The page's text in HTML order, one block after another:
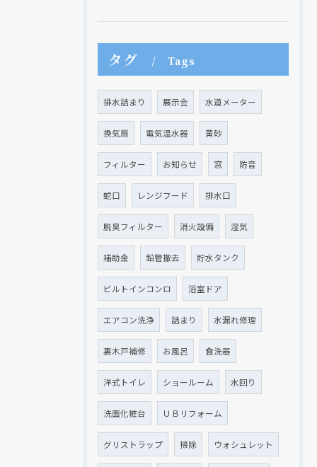
タグ Tags
排水詰まり 展示会 水道メーター
換気扇 電気温水器 黄砂
フィルター お知らせ 窓 防音
蛇口 レンジフード 排水口
脱臭フィルター 消火設備 湿気
補助金 鉛管撤去 貯水タンク
ビルトインコンロ 浴室ドア
エアコン洗浄 詰まり 水漏れ修理
裏木戸補修 お風呂 食洗器
洋式トイレ ショールーム 水回り
洗面化粧台 ＵＢリフォーム
グリストラップ 掃除 ウォシュレット